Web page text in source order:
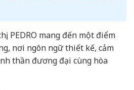
PEDRO mang đến một điểm
nơi ngôn ngữ thiết kế, cảm
thần đương đại cùng hòa